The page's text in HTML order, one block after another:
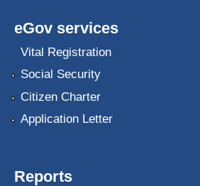
eGov services
Vital Registration
Social Security
Citizen Charter
Application Letter
Reports